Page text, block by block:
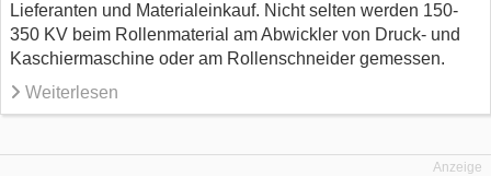
Lieferanten und Materialeinkauf. Nicht selten werden 150-
350 KV beim Rollenmaterial am Abwickler von Druck- und
Kaschiermaschine oder am Rollenschneider gemessen.
Weiterlesen
Anzeige